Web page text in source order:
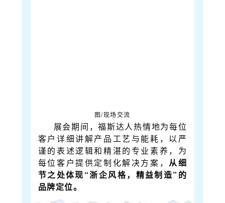
图/现场交流
展会期间，福斯达人热情地为每位
客户详细讲解产品工艺与能耗，以严
谨的表述逻辑和精湛的专业素养，为
每位客户提供定制化解决方案， 从细
节之处体现“浙企风格，精益制造”的
品牌定位。